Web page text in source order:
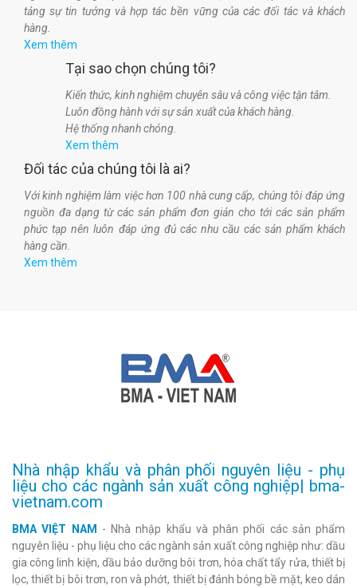
tảng sự tin tưởng và hợp tác bền vững của các đối tác và khách
hàng.
Xem thêm
Tại sao chọn chúng tôi?
Kiến thức, kinh nghiệm chuyên sâu và công việc tận tâm.
Luôn đồng hành với sự sản xuất của khách hàng.
Hệ thống nhanh chóng.
Xem thêm
Đối tác của chúng tôi là ai?
Với kinh nghiệm làm việc hơn 100 nhà cung cấp, chúng tôi đáp ứng
nguồn đa dạng từ các sản phẩm đơn giản cho tới các sản phẩm
phức tạp nên luôn đáp ứng đủ các nhu cầu các sản phẩm khách
hàng cần.
Xem thêm
Nhà nhập khẩu và phân phối nguyên liệu - phụ
liệu cho các ngành sản xuất công nghiệp| bma-
vietnam.com
BMA VIỆT NAM - Nhà nhập khẩu và phân phối các sản phẩm
nguyên liệu - phụ liệu cho các ngành sản xuất công nghiệp như: dầu
gia công linh kiện, dầu bảo dưỡng bôi trơn, hóa chất tẩy rửa, thiết bị
lọc, thiết bị bôi trơn, ron và phớt, thiết bị đánh bóng bề mặt, keo dán